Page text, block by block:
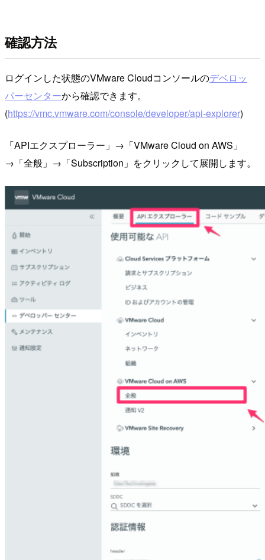
確認方法
ログインした状態のVMware Cloudコンソールのデベロッ
パーセンターから確認できます。
(https://vmc.vmware.com/console/developer/api-explorer)
「APIエクスプローラー」→「VMware Cloud on AWS」
→「全般」→「Subscription」をクリックして展開します。